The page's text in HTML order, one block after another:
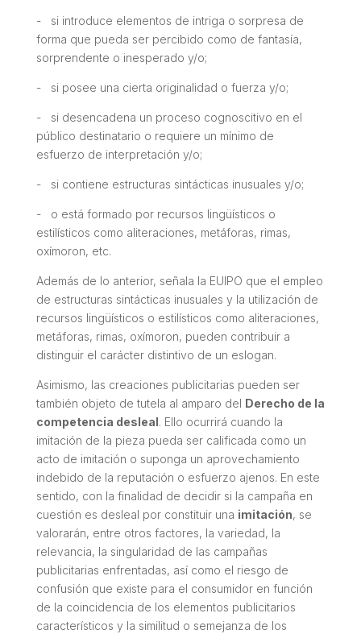
- si introduce elementos de intriga o sorpresa de
forma que pueda ser percibido como de fantasía,
sorprendente o inesperado y/o;
- si posee una cierta originalidad o fuerza y/o;
- si desencadena un proceso cognoscitivo en el
público destinatario o requiere un mínimo de
esfuerzo de interpretación y/o;
- si contiene estructuras sintácticas inusuales y/o;
- o está formado por recursos lingüísticos o
estilísticos como aliteraciones, metáforas, rimas,
oxímoron, etc.
Además de lo anterior, señala la EUIPO que el empleo
de estructuras sintácticas inusuales y la utilización de
recursos lingüísticos o estilísticos como aliteraciones,
metáforas, rimas, oxímoron, pueden contribuir a
distinguir el carácter distintivo de un eslogan.
Asimismo, las creaciones publicitarias pueden ser
también objeto de tutela al amparo del Derecho de la
competencia desleal. Ello ocurrirá cuando la
imitación de la pieza pueda ser calificada como un
acto de imitación o suponga un aprovechamiento
indebido de la reputación o esfuerzo ajenos. En este
sentido, con la finalidad de decidir si la campaña en
cuestión es desleal por constituir una imitación, se
valorarán, entre otros factores, la variedad, la
relevancia, la singularidad de las campañas
publicitarias enfrentadas, así como el riesgo de
confusión que existe para el consumidor en función
de la coincidencia de los elementos publicitarios
característicos y la similitud o semejanza de los